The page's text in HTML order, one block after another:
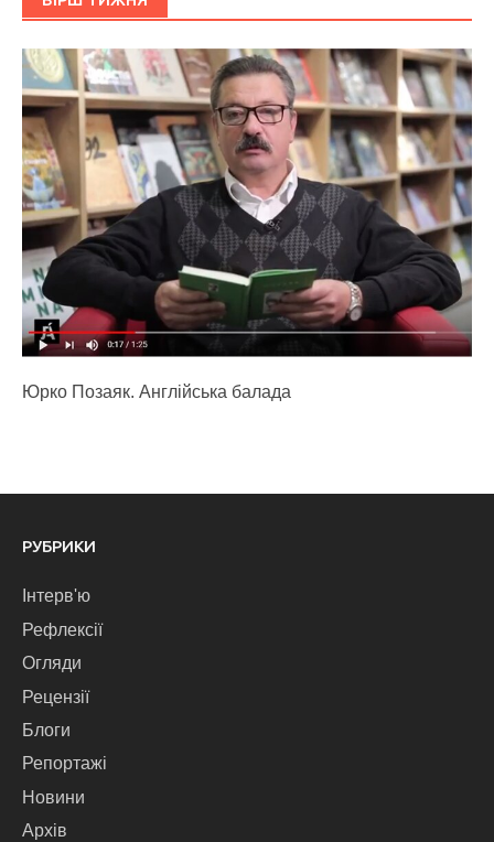
Юрко Позаяк. Англійська балада
РУБРИКИ
Інтерв'ю
Рефлексії
Огляди
Рецензії
Блоги
Репортажі
Новини
Архів